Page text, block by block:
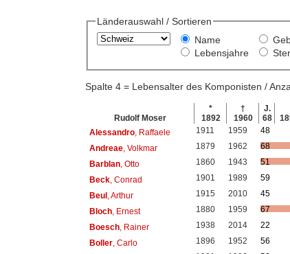
Länderauswahl / Sortieren
Name
Lebensjahre
Spalte 4 = Lebensalter des Komponisten /
Rudolf Moser
*
1892
†
1960
J.
68
Alessandro, Raffaele 1911 1959
48
Andreae, Volkmar 1879 1962
68
Barblan, Otto 1860 1943
51
Beck, Conrad 1901 1989
59
Beul, Arthur 1915 2010
45
Bloch, Ernest 1880 1959
67
Boesch, Rainer 1938 2014
22
Boller, Carlo 1896 1952
56